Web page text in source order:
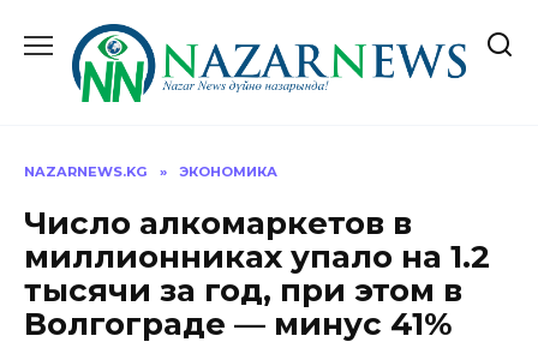
содержанию
NAZARNEWS.KG » ЭКОНОМИКА
Число алкомаркетов в
миллионниках упало на 1.2
тысячи за год, при этом в
Волгограде — минус 41%